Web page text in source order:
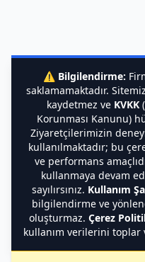
⚠️ Bilgilendirme:
saklamamaktadır.
kaydetmez ve KVKK
Korunması Kanunu)
Ziyaretçilerimizin
kullanılmaktadır; bu
ve performans
kullanmaya devam
sayılırsınız. Kullanım
bilgilendirme ve
oluşturmaz. Çerez
kullanım verilerini toplar